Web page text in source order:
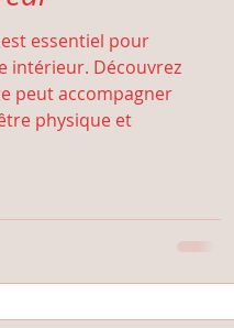
essentiel pour
intérieur. Découvrez
peut accompagner
physique et